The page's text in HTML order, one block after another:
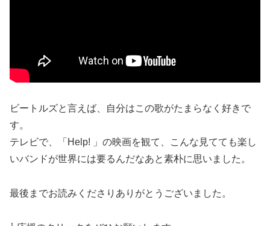
ビートルズと言えば、自分はこの歌がたまらなく好きで
す。
テレビで、「Help! 」の映画を観て、こんな見てても楽し
いバンドが世界には要るんだなあと素朴に思いました。
最後までお読みくださりありがとうございました。